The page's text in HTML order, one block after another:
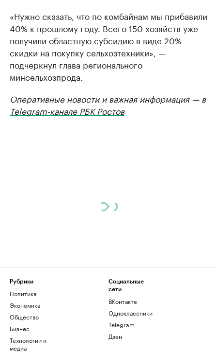
«Нужно сказать, что по комбайнам мы прибавили
40% к прошлому году. Всего 150 хозяйств уже
получили областную субсидию в виде 20%
скидки на покупку сельхозтехники», —
подчеркнул глава регионального
минсельхозпрода.
Оперативные новости и важная информация — в
Telegram-канале РБК Ростов
Рубрики
Политика
Экономика
Общество
Бизнес
Технологии и
медиа
Социальные
сети
ВКонтакте
Одноклассники
Telegram
Дзен